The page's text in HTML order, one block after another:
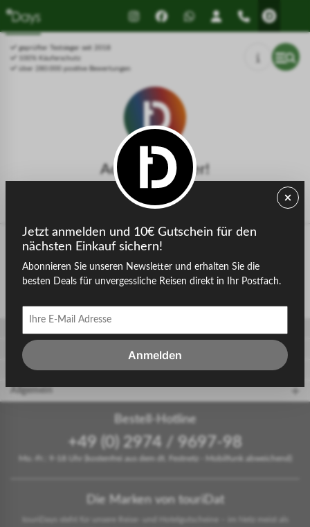
Drücken Sie Alt+1 für den
Bildschirmlesemodus, Alt+0 zum
Abbrechen
Leitfaden für barrierefreie
Bildschirmlesegeräte, Feedback
und Fehlerberichte | Neues
Fenstergeprüfter Testsieger seit 2018
100% Käuferschutz
über 280.000 positive Bewertungen
Achtung, Fehler!
Die gesuchte Seite konnte nicht gefunden werden.
zurück zur Startseite
Gastgeber
touriDat Reiseblog
Allgemein
Bestell-Hotline
+49 (0) 2974 / 9697-98
Mo.-Fr.: 9-18 Uhr (kostenfrei aus dem dt. Festnetz - Mobilfunk abweichend)
Die Marken von touriDat
touriDays steht für unsere Reise- und Hotelgutscheine – im Netz meist als
Jetzt anmelden und 10€ Gutschein für den
nächsten Einkauf sichern!
Abonnieren Sie unseren Newsletter und erhalten Sie die
besten Deals für unvergessliche Reisen direkt in Ihr Postfach.
Anmelden